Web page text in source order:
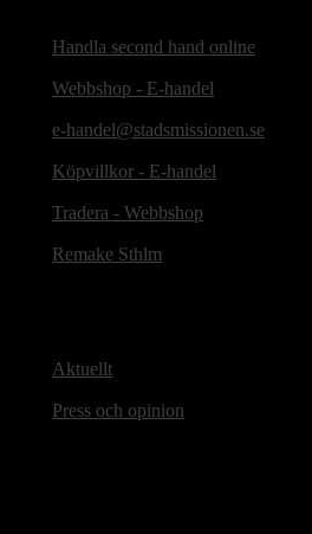
Handla second hand online
Webbshop - E-handel
e-handel@stadsmissionen.se
Köpvillkor - E-handel
Tradera - Webbshop
Remake Sthlm
Aktuellt
Press och opinion